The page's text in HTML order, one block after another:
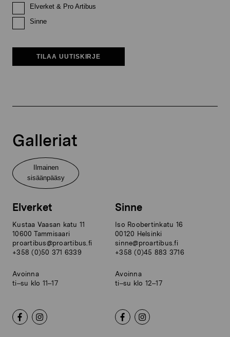
Elverket & Pro Artibus
Sinne
TILAA UUTISKIRJE
Galleriat
Ilmainen
sisäänpääsy
Elverket
Kustaa Vaasan katu 11
10600 Tammisaari
proartibus@proartibus.fi
+358 (0)50 371 6339
Avoinna
ti–su klo 11–17
Sinne
Iso Roobertinkatu 16
00120 Helsinki
sinne@proartibus.fi
+358 (0)45 883 3716
Avoinna
ti–su klo 12–17